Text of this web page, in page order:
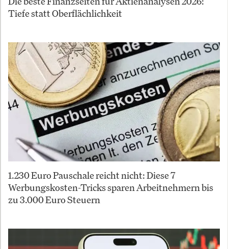
Tiefe statt Oberflächlichkeit
1.230 Euro Pauschale reicht nicht: Diese 7
Werbungskosten-Tricks sparen Arbeitnehmern bis
zu 3.000 Euro Steuern